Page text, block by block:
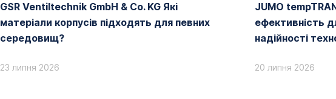
GSR Ventiltechnik GmbH & Co. KG Які
матеріали корпусів підходять для певних
середовищ?
23 липня 2026
JUMO
ефективність
надійності
20 липня 2026